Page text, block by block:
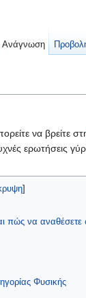
να βρείτε
ερωτήσεις
]
να αναθέσετε
Φυσικής
Ανάγνωση